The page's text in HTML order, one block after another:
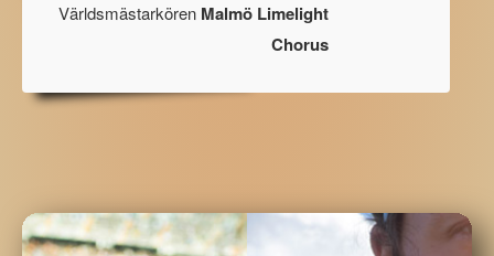
Världsmästarkören Malmö Limelight
Chorus